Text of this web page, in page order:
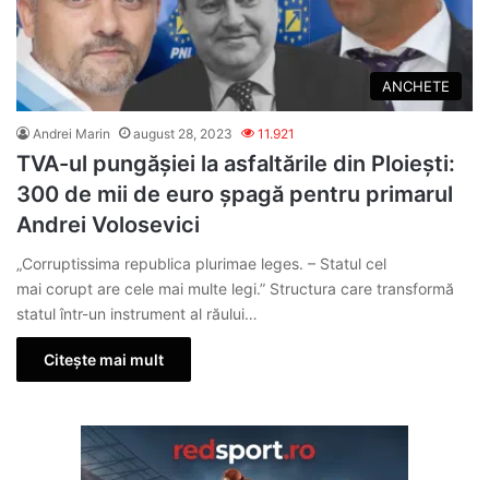
ANCHETE
Andrei Marin august 28, 2023 11.921
TVA-ul pungășiei la asfaltările din Ploiești:
300 de mii de euro șpagă pentru primarul
Andrei Volosevici
„Corruptissima republica plurimae leges. – Statul cel
mai corupt are cele mai multe legi.” Structura care transformă
statul într-un instrument al răului…
Citește mai mult